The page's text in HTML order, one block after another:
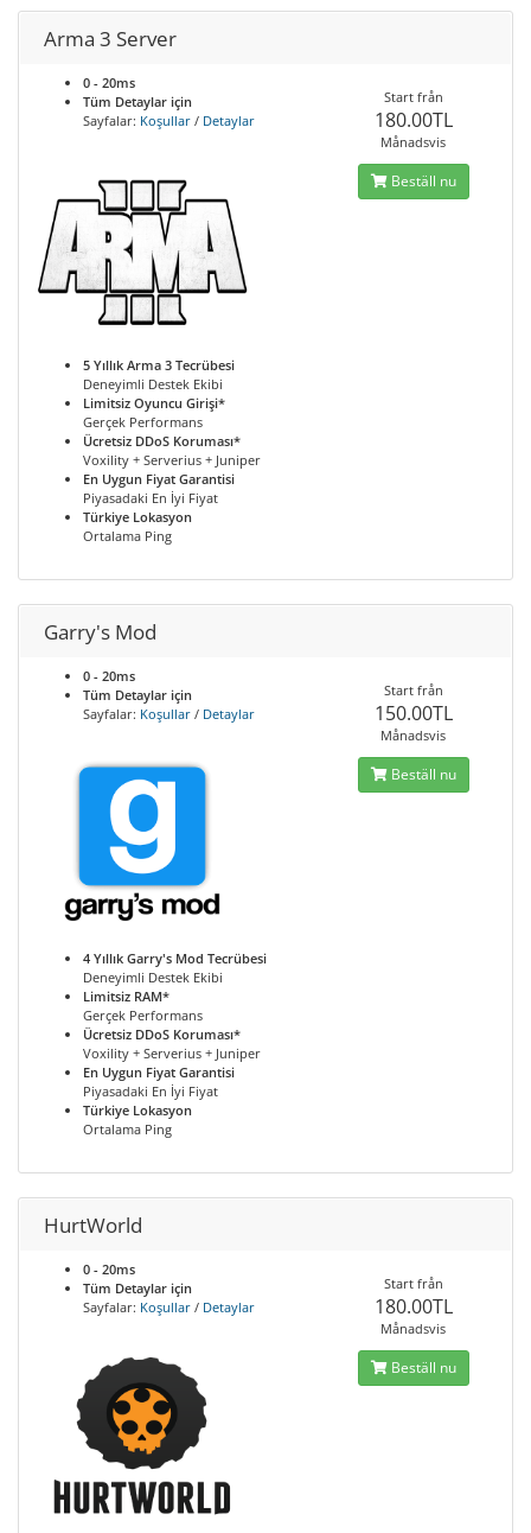
Arma 3 Server
0 - 20ms
Tüm Detaylar için
Sayfalar: Koşullar / Detaylar
5 Yıllık Arma 3 Tecrübesi
Deneyimli Destek Ekibi
Limitsiz Oyuncu Girişi*
Gerçek Performans
Ücretsiz DDoS Koruması*
Voxility + Serverius + Juniper
En Uygun Fiyat Garantisi
Piyasadaki En İyi Fiyat
Türkiye Lokasyon
Ortalama Ping
Start från
180.00TL
Månadsvis
Beställ nu
Garry's Mod
0 - 20ms
Tüm Detaylar için
Sayfalar: Koşullar / Detaylar
4 Yıllık Garry's Mod Tecrübesi
Deneyimli Destek Ekibi
Limitsiz RAM*
Gerçek Performans
Ücretsiz DDoS Koruması*
Voxility + Serverius + Juniper
En Uygun Fiyat Garantisi
Piyasadaki En İyi Fiyat
Türkiye Lokasyon
Ortalama Ping
Start från
150.00TL
Månadsvis
Beställ nu
HurtWorld
0 - 20ms
Tüm Detaylar için
Sayfalar: Koşullar / Detaylar
Start från
180.00TL
Månadsvis
Beställ nu